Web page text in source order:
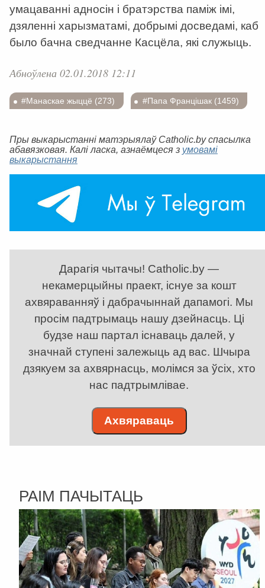
умацаванні адносін і братэрства паміж імі,
дзяленні харызматамі, добрымі досведамі, каб
было бачна сведчанне Касцёла, які служыць.
Абноўлена 02.01.2018 12:11
#Манаскае жыццё (273) #Папа Францішак (1459)
Пры выкарыстанні матэрыялаў Catholic.by спасылка
абавязковая. Калі ласка, азнаёмцеся з умовамі
выкарыстання
Дарагія чытачы! Catholic.by —
некамерцыйны праект, існуе за кошт
ахвяраванняў і дабрачыннай дапамогі. Мы
просім падтрымаць нашу дзейнасць. Ці
будзе наш партал існаваць далей, у
значнай ступені залежыць ад вас. Шчыра
дзякуем за ахвярнасць, молімся за ўсіх, хто
нас падтрымлівае.
Ахвяраваць
РАІМ ПАЧЫТАЦЬ